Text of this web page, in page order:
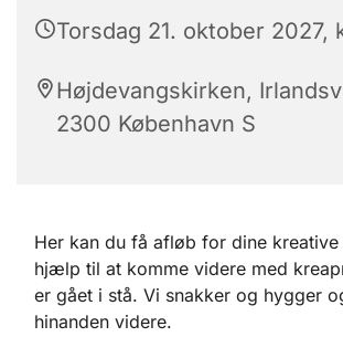
Torsdag 21. oktober 2027,
Højdevangskirken,
2300 København S
Her kan du få afløb for dine
hjælp til at komme videre med
er gået i stå. Vi snakker og hygger
hinanden videre.